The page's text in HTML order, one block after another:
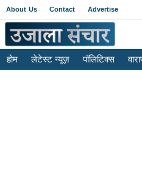
About Us Contact Advertise
होम लेटेस्ट न्यूज़ पॉलिटिक्स